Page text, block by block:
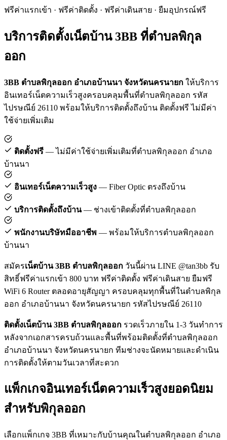
ฟรีค่าแรกเข้า · ฟรีค่าติดตั้ง · ฟรีค่าเดินสาย · ยืมอุปกรณ์ฟรี
บริการติดตั้งเน็ตบ้าน 3BB ที่ตำบลพิกุล
ออก
3BB ตำบลพิกุลออก อำเภอบ้านนา จังหวัดนครนายก ให้บริการ
อินเทอร์เน็ตความเร็วสูงครอบคลุมพื้นที่ตำบลพิกุลออก รหัส
ไปรษณีย์ 26110 พร้อมให้บริการติดตั้งถึงบ้าน ติดตั้งฟรี ไม่มีค่า
ใช้จ่ายเพิ่มเติม
ติดตั้งฟรี — ไม่มีค่าใช้จ่ายเพิ่มเติมที่ตำบลพิกุลออก อำเภอ
บ้านนา
อินเทอร์เน็ตความเร็วสูง — Fiber Optic ตรงถึงบ้าน
บริการติดตั้งถึงบ้าน— ช่างเข้าติดตั้งที่ตำบลพิกุลออก
พนักงานบริษัทมืออาชีพ — พร้อมให้บริการตำบลพิกุลออก
บ้านนา
สมัครเน็ตบ้าน 3BB ตำบลพิกุลออก วันนี้ผ่าน LINE @tan3bb รับ
สิทธิ์ฟรีค่าแรกเข้า 800 บาท ฟรีค่าติดตั้ง ฟรีค่าเดินสาย ยืมฟรี
WiFi 6 Router ตลอดอายุสัญญา ครอบคลุมทุกพื้นที่ในตำบลพิกุล
ออก อำเภอบ้านนา จังหวัดนครนายก รหัสไปรษณีย์ 26110
ติดตั้งเน็ตบ้าน 3BB ตำบลพิกุลออก รวดเร็วภายใน 1-3 วันทำการ
หลังจากเอกสารครบถ้วนและพื้นที่พร้อมติดตั้งที่ตำบลพิกุลออก
อำเภอบ้านนา จังหวัดนครนายก ทีมช่างจะนัดหมายและดำเนิน
การติดตั้งให้ตามวันเวลาที่สะดวก
แพ็กเกจอินเทอร์เน็ตความเร็วสูงยอดนิยม
สำหรับพิกุลออก
เลือกแพ็กเกจ 3BB ที่เหมาะกับบ้านคุณในตำบลพิกุลออก อำเภอ